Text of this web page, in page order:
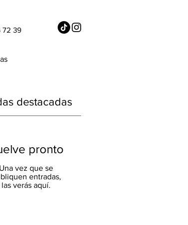
72 39
destacadas
pronto
Una vez que se
entradas,
las verás aquí.